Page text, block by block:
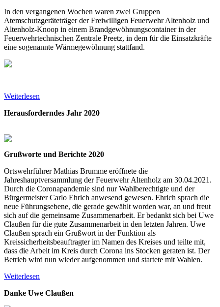
In den vergangenen Wochen waren zwei Gruppen
Atemschutzgeräteträger der Freiwilligen Feuerwehr Altenholz und
Altenholz-Knoop in einem Brandgewöhnungscontainer in der
Feuerwehrtechnischen Zentrale Preetz, in dem für die Einsatzkräfte
eine sogenannte Wärmegewöhnung stattfand.
Weiterlesen
Herausforderndes Jahr 2020
Grußworte und Berichte 2020
Ortswehrführer Mathias Brumme eröffnete die
Jahreshauptversammlung der Feuerwehr Altenholz am 30.04.2021.
Durch die Coronapandemie sind nur Wahlberechtigte und der
Bürgermeister Carlo Ehrich anwesend gewesen. Ehrich sprach die
neue Führungsebene, die gerade gewählt worden war, an und freut
sich auf die gemeinsame Zusammenarbeit. Er bedankt sich bei Uwe
Claußen für die gute Zusammenarbeit in den letzten Jahren. Uwe
Claußen sprach ein Grußwort in der Funktion als
Kreissicherheitsbeauftragter im Namen des Kreises und teilte mit,
dass die Arbeit im Kreis durch Corona ins Stocken geraten ist. Der
Betrieb wird nun wieder aufgenommen und startete mit Wahlen.
Weiterlesen
Danke Uwe Claußen